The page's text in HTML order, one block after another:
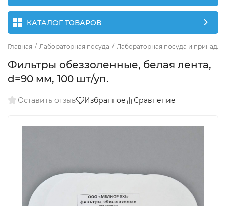
КАТАЛОГ ТОВАРОВ
Главная / Лабораторная посуда / Лабораторная посуда и
Фильтры обеззоленные, белая лента,
d=90 мм, 100 шт/уп.
Оставить отзыв Избранное Сравнение